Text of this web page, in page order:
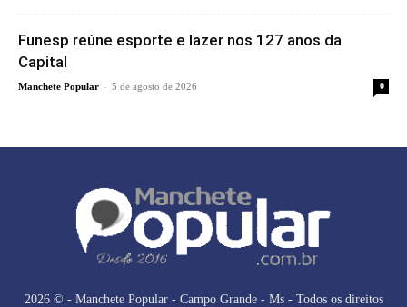
Funesp reúne esporte e lazer nos 127 anos da
Capital
Manchete Popular - 5 de agosto de 2026 0
2026 © - Manchete Popular - Campo Grande - Ms - Todos os direitos